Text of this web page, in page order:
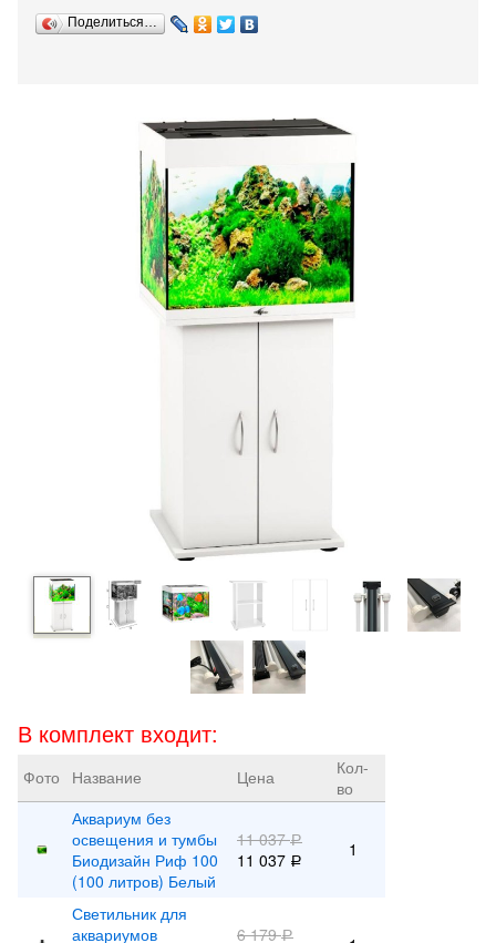
Поделиться…
В комплект входит:
Фото Название Цена
Кол-
во
Аквариум без
освещения и тумбы
Биодизайн Риф 100
(100 литров) Белый
11 037Р
11 037 Р
1
Светильник для
аквариумов
6 179Р